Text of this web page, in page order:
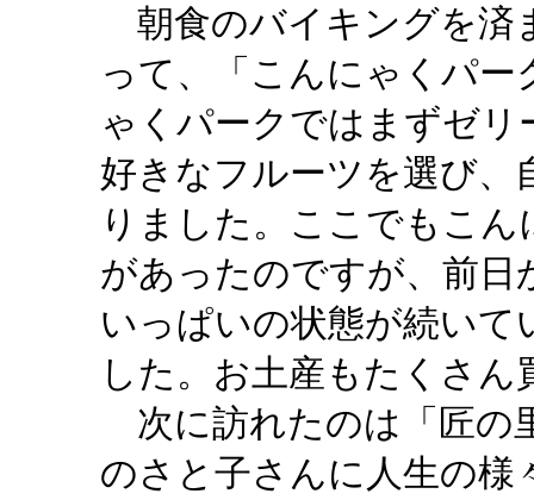
朝食のバイキングを済
って、「こんにゃくパ
ゃくパークではまずゼ
好きなフルーツを選び、
りました。ここでもこ
があったのですが、前
いっぱいの状態が続い
した。お土産もたくさん
次に訪れたのは「匠の
のさと子さんに人生の